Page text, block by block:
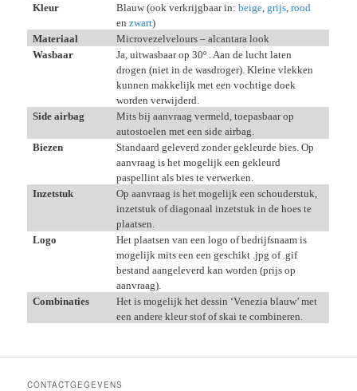
Kleur
Blauw (ook verkrijgbaar in:beige ,grijs ,rood
enzwart)
Materiaal
Microvezelvelours – alcantara look
Wasbaar
Ja, uitwasbaar op 30º . Aan de lucht laten
drogen (niet in de wasdroger). Kleine vlekken
kunnen makkelijk met een vochtige doek
worden verwijderd.
Side airbag
Mits bij aanvraag vermeld, toepasbaar op
autostoelen met een side airbag.
Biezen
Standaard geleverd zonder gekleurde bies. Op
aanvraag is het mogelijk een gekleurd
paspellint als bies te verwerken.
Inzetstuk
Op aanvraag is het mogelijk een schouderstuk,
inzetstuk of diagonaal inzetstuk in de hoes te
plaatsen.
Logo
Het plaatsen van een logo of bedrijfsnaam is
mogelijk mits een een geschikt .jpg of .gif
bestand aangeleverd kan worden (prijs op
aanvraag).
Combinaties
Het is mogelijk het dessin ‘Venezia blauw’ met
een andere kleur stof of skai te combineren.
CONTACTGEGEVENS